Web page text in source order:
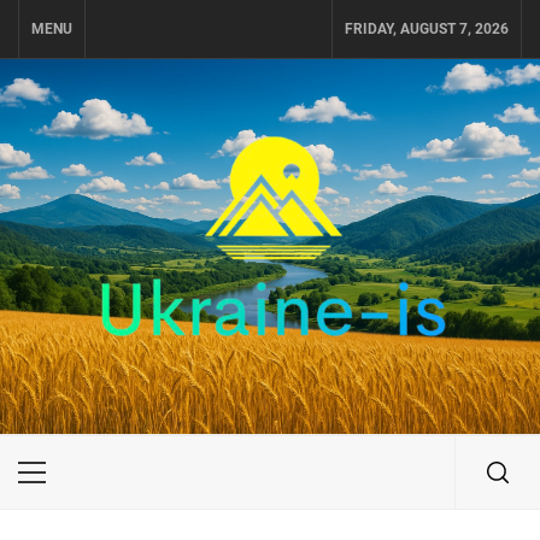
MENU FRIDAY, AUGUST 7, 2026
UKRAINE-IS
ПУТЕШЕСТВИЕ ПО УКРАИНЕ
Primary